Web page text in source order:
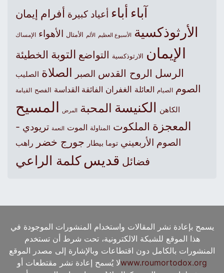
آباءأباء أعياد كبيرة أفرام إيمان
الأرثوذكسية الأسبوع العظيم الألم الأمثال الأهواء الإمساك
الإيمان الارثوذكسية التواضع التوبة الخطيئة
الرسل الروح القدس الصبر الصلاة الصليب
الصوم الصيام العائلة الغفران الفائقة القداسة الفصح القيامة
الكاهن الكنيسةالمحبة المرض المسيح
المعجزة الملكوت المناولة الموت النعمة تريودي -
الصوم الأربعيني توما بيطار جورج خضر راهب
فضائل قديس كلمة الراعي
يسمح بإعادة نشر المقالات واستخدام المنشورات الموجودة في
هذا الموقع للشبكة الالكترونية، تحت شرط أن تستخدم
المنشورات بالكامل دون اقتطاعات وبالإشارة إلى مصدر الموقع
www.roumortodox.orgلا يُسمح إعادة نشر مقتطعات أو